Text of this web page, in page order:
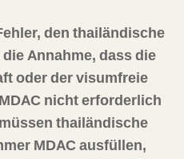
den thailändische
Annahme, dass die
oder der visumfreie
nicht erforderlich
thailändische
MDAC ausfüllen,